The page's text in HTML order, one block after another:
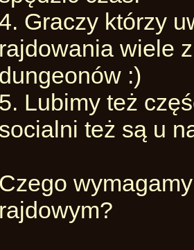
Graczy którzy
rajdowania wiele
dungeonów :)
5. Lubimy też
socialni też są u
Czego
rajdowym?